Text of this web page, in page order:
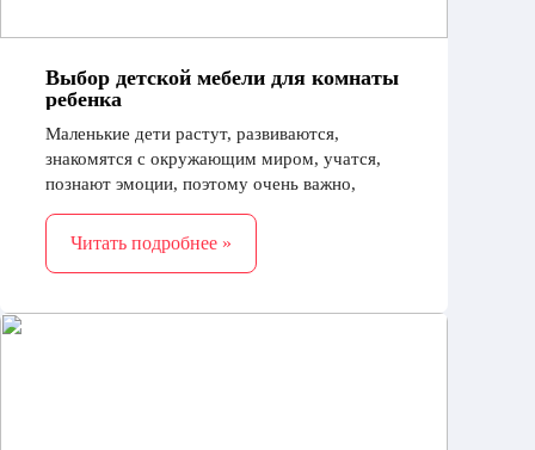
Выбор детской мебели для комнаты
ребенка
Маленькие дети растут, развиваются,
знакомятся с окружающим миром, учатся,
познают эмоции, поэтому очень важно,
чтобы их окружало только хорошее. Так что
оформлять детскую необходимо со всей
серьезностью.
Читать подробнее »